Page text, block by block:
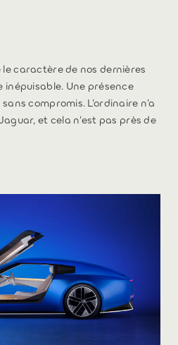
caractère de nos dernières
Une présence
compromis. L’ordinaire n’a
et cela n’est pas près de